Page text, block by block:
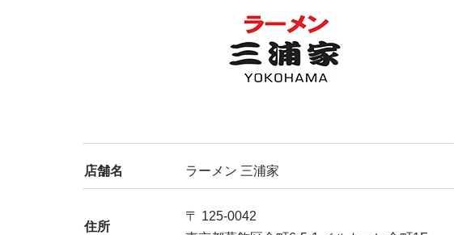
店舗名 ラーメン 三浦家
住所
〒 125-0042